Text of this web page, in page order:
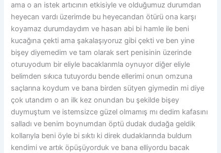
ama o an istek artıcının etkisiyle ve olduğumuz durumdan
heyecan vardı üzerimde bu heyecandan ötürü ona karşı
koyamaz durumdaydım ve hasan abi bi hamle ile beni
kucağına çekti ama şakalaşıyoruz gibi çekti ve ben yine
bişey diyemedim ve tam olarak sert penisinin üzerinde
oturuyodum bir eliyle bacaklarımla oynuyor diğer eliyle
belimden sıkıca tutuyordu bende ellerimi onun omzuna
saçlarına koydum ve bana birden sütyen giymedin mi diye
çok utandım o an ilk kez onundan bu şekilde bişey
duymuştum ve istemsizce güzel olmamış mı dedim kafasını
salladı ve benim boynumdan öptü dudak dudağa geldik
kollarıyla beni öyle bi sıktı ki direk dudaklarında buldum
kendimi ve artık öpüşüyorduk ve bana elliyordu bacak